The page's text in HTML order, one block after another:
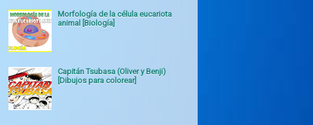
Morfología de la célula eucariota
animal [Biología]
Capitán Tsubasa (Oliver y Benji)
[Dibujos para colorear]